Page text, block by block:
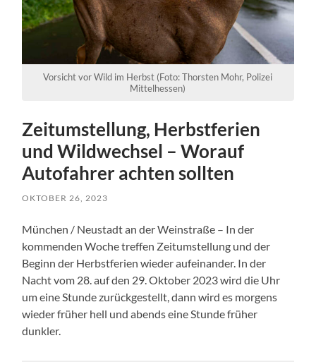
Vorsicht vor Wild im Herbst (Foto: Thorsten Mohr, Polizei
Mittelhessen)
Zeitumstellung, Herbstferien
und Wildwechsel – Worauf
Autofahrer achten sollten
OKTOBER 26, 2023
München / Neustadt an der Weinstraße – In der
kommenden Woche treffen Zeitumstellung und der
Beginn der Herbstferien wieder aufeinander. In der
Nacht vom 28. auf den 29. Oktober 2023 wird die Uhr
um eine Stunde zurückgestellt, dann wird es morgens
wieder früher hell und abends eine Stunde früher
dunkler.